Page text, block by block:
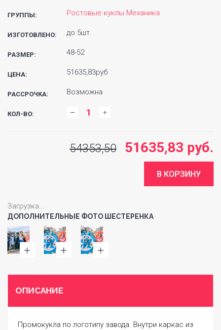
ГРУППЫ: Ростовые куклы Механика
ИЗГОТОВЛЕНО: до 5шт.
РАЗМЕР: 48-52
ЦЕНА: 51635,83руб
РАССРОЧКА: Возможна
КОЛ-ВО:
54353,50 51635,83 руб.
Загрузка...
ДОПОЛНИТЕЛЬНЫЕ ФОТО ШЕСТЕРЕНКА
ОПИСАНИЕ
Промокукла по логотипу завода. Внутри каркас из